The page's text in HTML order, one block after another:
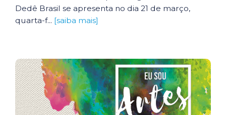
Dedê Brasil se apresenta no dia 21 de março,
quarta-f... [saiba mais]